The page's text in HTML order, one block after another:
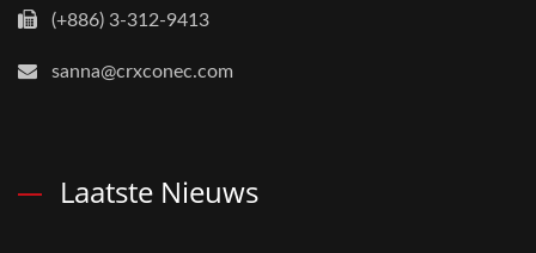
(+886) 3-312-9413
sanna@crxconec.com
Laatste Nieuws